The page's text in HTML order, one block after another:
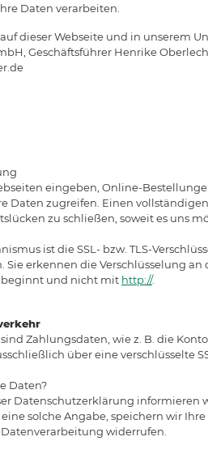
Daten verarbeiten.
dieser Webseite und in unserem
Geschäftsführer Henrike
eingeben, Online-
Daten zugreifen. Einen
zu schließen, soweit es uns
ist die SSL- bzw. TLS-
erkennen die Verschlüsselung
beginnt und nicht mit http://.
Zahlungsdaten, wie z. B. die
über eine verschlüsselte
Daten?
Datenschutzerklärung informieren
solche Angabe, speichern wir
widerrufen.